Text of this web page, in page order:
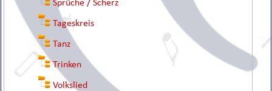
Sprüche / Scherz
Tageskreis
Tanz
Trinken
Volkslied